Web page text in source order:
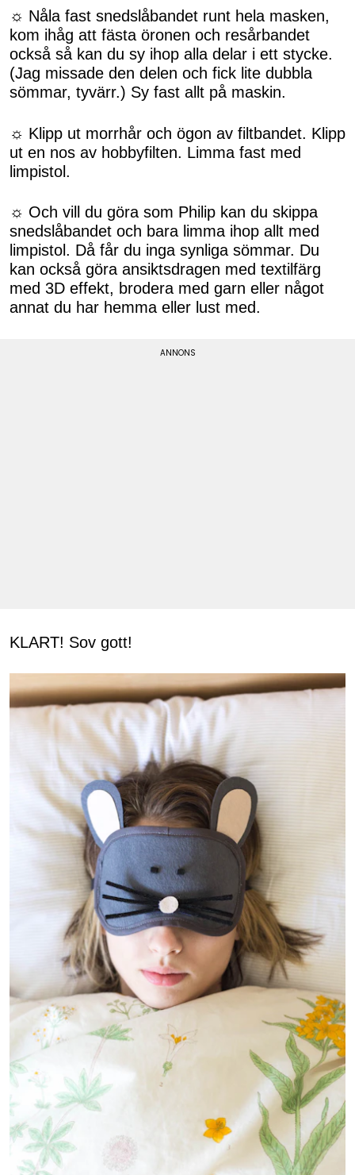
☼ Nåla fast snedslåbandet runt hela masken,
kom ihåg att fästa öronen och resårbandet
också så kan du sy ihop alla delar i ett stycke.
(Jag missade den delen och fick lite dubbla
sömmar, tyvärr.) Sy fast allt på maskin.
☼ Klipp ut morrhår och ögon av filtbandet. Klipp
ut en nos av hobbyfilten. Limma fast med
limpistol.
☼ Och vill du göra som Philip kan du skippa
snedslåbandet och bara limma ihop allt med
limpistol. Då får du inga synliga sömmar. Du
kan också göra ansiktsdragen med textilfärg
med 3D effekt, brodera med garn eller något
annat du har hemma eller lust med.
KLART! Sov gott!